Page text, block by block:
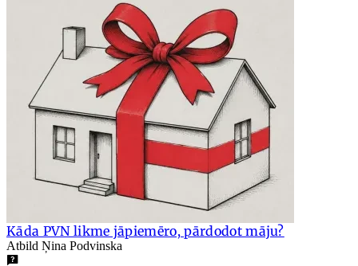
Kāda PVN likme jāpiemēro, pārdodot māju?
Atbild Ņina Podvinska